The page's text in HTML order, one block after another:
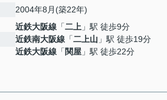
2004年8月(築22年)
近鉄大阪線 「二上 」駅 徒歩9分
近鉄南大阪線 「二上山 」駅 徒歩19分
近鉄大阪線 「 関屋 」駅 徒歩22分